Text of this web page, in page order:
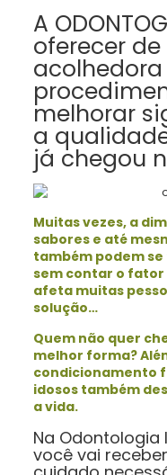
A
oferecer
melhorar
a
já chegou
Muitas vezes, a
sabores e até
também podem
sem contar o fator
afeta muitas
solução…
Quem não quer
melhor forma?
condicionamento
idosos também
a vida.
Na Odontologia
você vai